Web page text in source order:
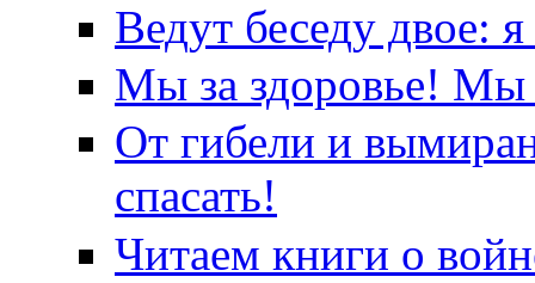
Ведут беседу двое:
Мы за здоровье! Мы
От гибели и
спасать!
Читаем книги о